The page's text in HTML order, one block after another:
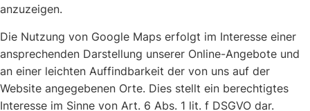
anzuzeigen.
Die Nutzung von Google Maps erfolgt im Interesse einer
ansprechenden Darstellung unserer Online-Angebote und
an einer leichten Auffindbarkeit der von uns auf der
Website angegebenen Orte. Dies stellt ein berechtigtes
Interesse im Sinne von Art. 6 Abs. 1 lit. f DSGVO dar.